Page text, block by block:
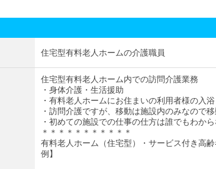
住宅型有料老人ホームの介護職員
住宅型有料老人ホーム内での訪問介護業務
・身体介護・生活援助
・有料老人ホームにお住まいの利用者様の入
・訪問介護ですが、移動は施設内のみなので移
・初めての施設での仕事の仕方は誰でもわか
＊＊＊＊＊＊＊＊＊＊＊
有料老人ホーム（住宅型）・サービス付き高
例】